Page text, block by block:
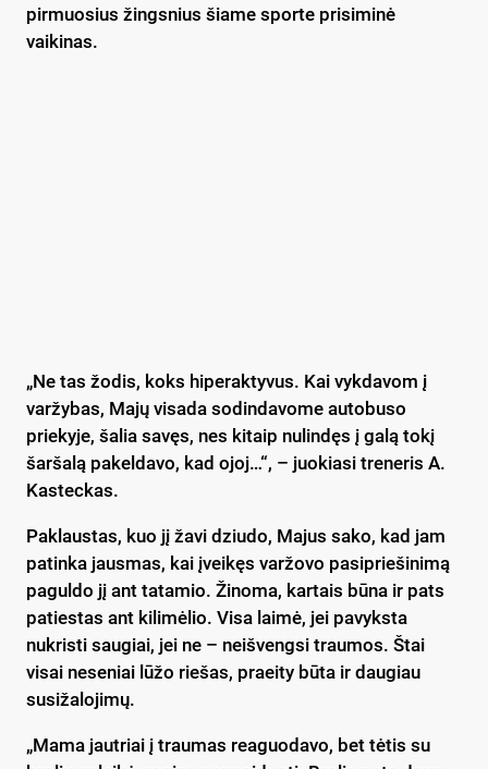
pirmuosius žingsnius šiame sporte prisiminė
vaikinas.
„Ne tas žodis, koks hiperaktyvus. Kai vykdavom į
varžybas, Majų visada sodindavome autobuso
priekyje, šalia savęs, nes kitaip nulindęs į galą tokį
šaršalą pakeldavo, kad ojoj…“, – juokiasi treneris A.
Kasteckas.
Paklaustas, kuo jį žavi dziudo, Majus sako, kad jam
patinka jausmas, kai įveikęs varžovo pasipriešinimą
paguldo jį ant tatamio. Žinoma, kartais būna ir pats
patiestas ant kilimėlio. Visa laimė, jei pavyksta
nukristi saugiai, jei ne – neišvengsi traumos. Štai
visai neseniai lūžo riešas, praeity būta ir daugiau
susižalojimų.
„Mama jautriai į traumas reaguodavo, bet tėtis su